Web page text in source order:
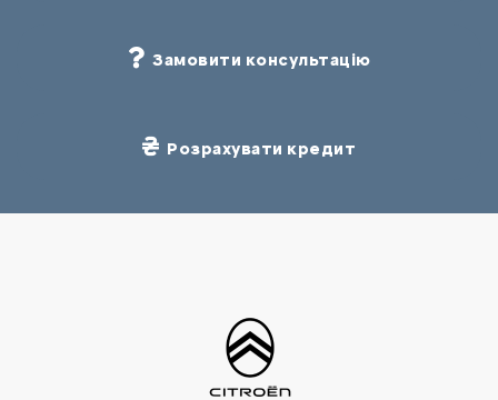
Замовити консультацію
Розрахувати кредит